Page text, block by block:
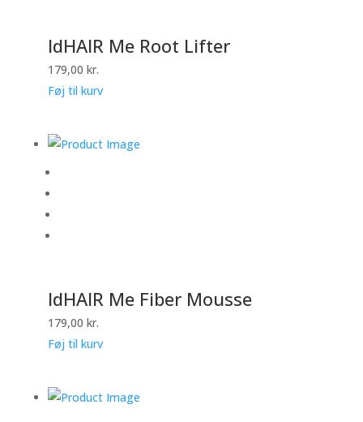
IdHAIR Me Root Lifter
179,00 kr.
Føj til kurv
IdHAIR Me Fiber Mousse
179,00 kr.
Føj til kurv